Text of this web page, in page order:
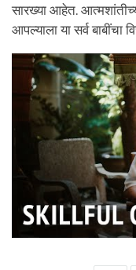
सारख्या आहेत.
आपल्याला या सर्व बाबींचा